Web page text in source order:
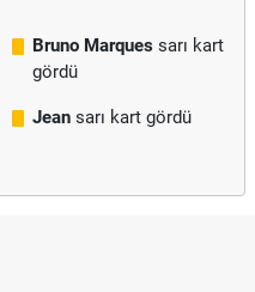
Bruno Marques sarı kart
gördü
Jean sarı kart gördü